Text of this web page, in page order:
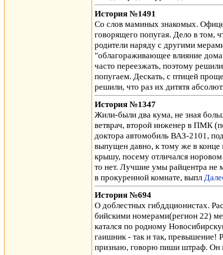
История №1491
Со слов маминых знакомых.
говорящего попугая. Дело в том,
родители наряду с другими
"облагораживающее влияние
часто переезжать, поэтому
попугаем. Дескать, с птицей
решили, что раз их дитятя
История №1347
Жили-были два кума, не зная
ветврач, второй инженер в ПМК
доктора автомобиль ВАЗ-2101,
выпущен давно, к тому же в конце
крышу, посему отличался
то нет. Лучшие умы райцентра не
в прокуренной комнате, выпл
История №694
О доблестных гибддционистах.
бийскими номерами(регион 22)
катался по родному
гаишник - так и так, превышение!
признаю, говорю пиши штраф. Он